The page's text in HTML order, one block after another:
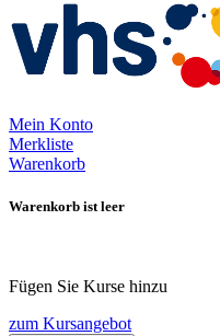
Mein Konto
Merkliste
Warenkorb
Warenkorb ist leer
Fügen Sie Kurse hinzu
zum Kursangebot